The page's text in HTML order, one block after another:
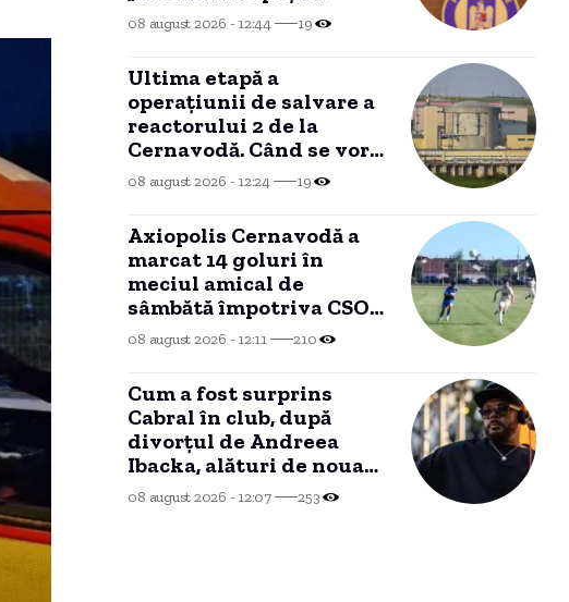
importanți realizați de
România”
08 august 2026 - 12:44 19
Ultima etapă a
operațiunii de salvare a
reactorului 2 de la
Cernavodă. Când se vor
vedea efectele
scufundării barjelor în
08 august 2026 - 12:24 19
Axiopolis Cernavodă a
marcat 14 goluri în
meciul amical de
sâmbătă împotriva CSO
Murfatlar
08 august 2026 - 12:11 210
Cum a fost surprins
Cabral în club, după
divorțul de Andreea
Ibacka, alături de noua
iubită.
08 august 2026 - 12:07 253